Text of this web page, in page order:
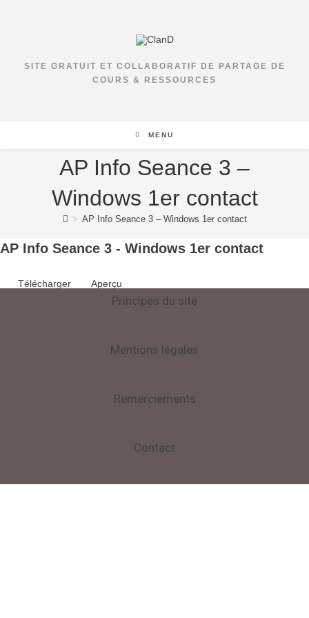
SITE GRATUIT ET COLLABORATIF DE PARTAGE DE
COURS & RESSOURCES
MENU
AP Info Seance 3 –
Windows 1er contact
> AP Info Seance 3 – Windows 1er contact
AP Info Seance 3 - Windows 1er contact
Télécharger Aperçu
Principes du site
Mentions légales
Remerciements
Contact